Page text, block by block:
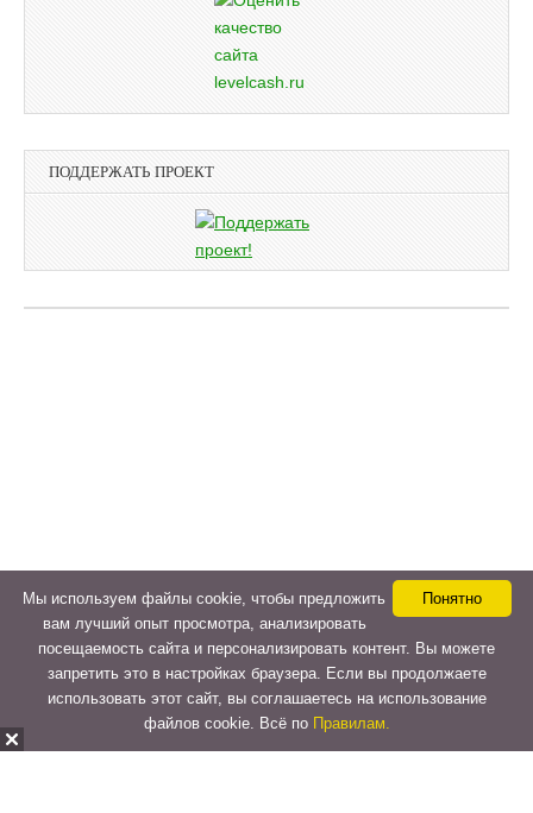
ПОДДЕРЖАТЬ ПРОЕКТ
Понятно
Мы используем файлы cookie, чтобы предложить
вам лучший опыт просмотра, анализировать
посещаемость сайта и персонализировать контент. Вы можете
запретить это в настройках браузера. Если вы продолжаете
использовать этот сайт, вы соглашаетесь на использование
файлов cookie. Всё по Правилам.